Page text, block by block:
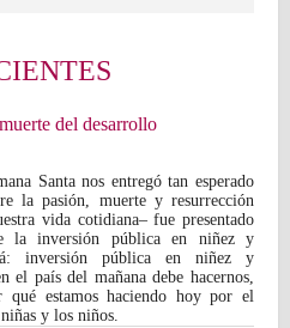
del desarrollo
Santa nos entregó tan esperado
la pasión, muerte y resurrección
vida cotidiana– fue presentado
la inversión pública en niñez y
inversión pública en niñez y
el país del mañana debe hacernos,
estamos haciendo hoy por el
y los niños.